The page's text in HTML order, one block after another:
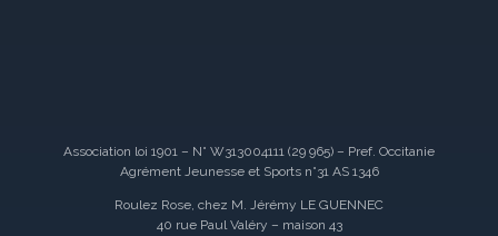
Association loi 1901 – N° W313004111 (29 965) – Pref. Occitanie
Agrément Jeunesse et Sports n°31 AS 1346
Roulez Rose, chez M. Jérémy LE GUENNEC
40 rue Paul Valéry – maison 43